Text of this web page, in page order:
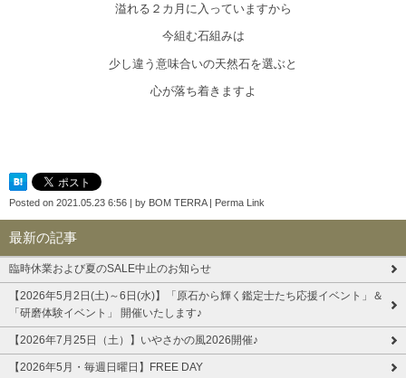
溢れる２カ月に入っていますから
今組む石組みは
少し違う意味合いの天然石を選ぶと
心が落ち着きますよ
Posted on 2021.05.23 6:56 by BOM TERRA| Perma Link
最新の記事
臨時休業および夏のSALE中止のお知らせ
【2026年5月2日(土)～6日(水)】「原石から輝く鑑定士たち応援イベント」＆
「研磨体験イベント」 開催いたします♪
【2026年7月25日（土）】いやさかの風2026開催♪
【2026年5月・毎週日曜日】FREE DAY